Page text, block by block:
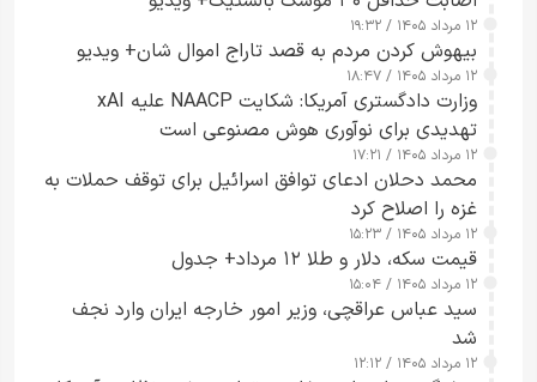
۱۲ مرداد ۱۴۰۵ / ۱۹:۳۲
بیهوش کردن مردم به قصد تاراج اموال شان+ ویدیو
۱۲ مرداد ۱۴۰۵ / ۱۸:۴۷
وزارت دادگستری آمریکا: شکایت NAACP علیه xAI
تهدیدی برای نوآوری هوش مصنوعی است
۱۲ مرداد ۱۴۰۵ / ۱۷:۲۱
محمد دحلان ادعای توافق اسرائیل برای توقف حملات به
غزه را اصلاح کرد
۱۲ مرداد ۱۴۰۵ / ۱۵:۲۳
قیمت سکه، دلار و طلا ۱۲ مرداد+ جدول
۱۲ مرداد ۱۴۰۵ / ۱۵:۰۴
سید عباس عراقچی، وزیر امور خارجه ایران وارد نجف
شد
۱۲ مرداد ۱۴۰۵ / ۱۲:۱۲